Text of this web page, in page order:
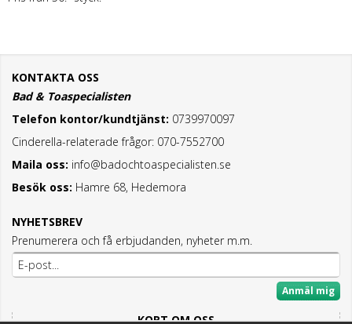
KONTAKTA OSS
Bad & Toaspecialisten
Telefon kontor/kundtjänst: 0739970097
Cinderella-relaterade frågor: 070-7552700
Maila oss: info@badochtoaspecialisten.se
Besök oss: Hamre 68, Hedemora
NYHETSBREV
Prenumerera och få erbjudanden, nyheter m.m.
Anmäl mig
KORT OM OSS